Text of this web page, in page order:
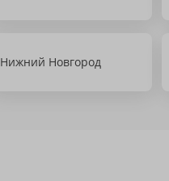
Нижний Новгород